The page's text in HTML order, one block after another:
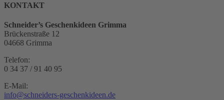
KONTAKT
Schneider’s Geschenkideen Grimma
Brückenstraße 12
04668 Grimma
Telefon:
0 34 37 / 91 40 95
E-Mail:
info@schneiders-geschenkideen.de